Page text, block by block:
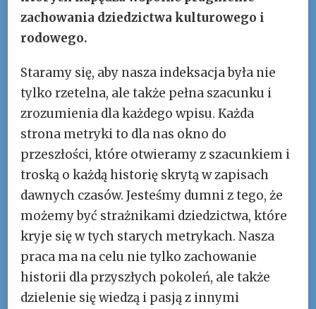
zachowania dziedzictwa kulturowego i
rodowego.
Staramy się, aby nasza indeksacja była nie
tylko rzetelna, ale także pełna szacunku i
zrozumienia dla każdego wpisu. Każda
strona metryki to dla nas okno do
przeszłości, które otwieramy z szacunkiem i
troską o każdą historię skrytą w zapisach
dawnych czasów. Jesteśmy dumni z tego, że
możemy być strażnikami dziedzictwa, które
kryje się w tych starych metrykach. Nasza
praca ma na celu nie tylko zachowanie
historii dla przyszłych pokoleń, ale także
dzielenie się wiedzą i pasją z innymi